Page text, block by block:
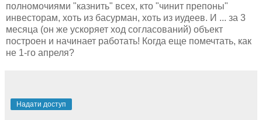
полномочиями "казнить" всех, кто "чинит препоны"
инвесторам, хоть из басурман, хоть из иудеев. И ... за 3
месяца (он же ускоряет ход согласований) объект
построен и начинает работать! Когда еще помечтать, как
не 1-го апреля?
Надати доступ